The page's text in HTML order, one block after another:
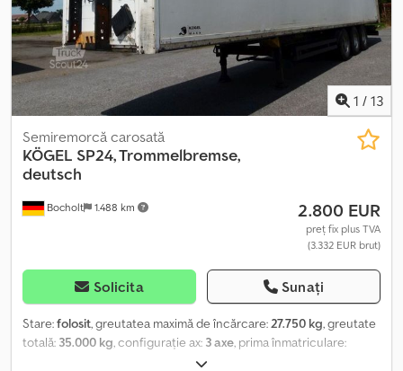
rămas aprox. 2 - 8 mm Dcodpfeucbiusx Actjk --- Ofertă fără
obligații din locația Bocholt, cu rezervarea vânzării anticipate și a
erorilor. Vânzare doar către comercianți sau pentru export.
1 / 13
Bocholt 1.488 km
Semiremorcă carosată
KÖGEL SP24, Trommelbremse,
deutsch
2.800 EUR
preț fix plus TVA
(3.332 EUR brut)
Solicita Sunați
Stare:folosit, greutatea maximă de încărcare:27.750 kg, greutate
totală: 35.000 kg, configurație ax: 3 axe, prima înmatriculare:
, lungimea spațiului de încărcare: